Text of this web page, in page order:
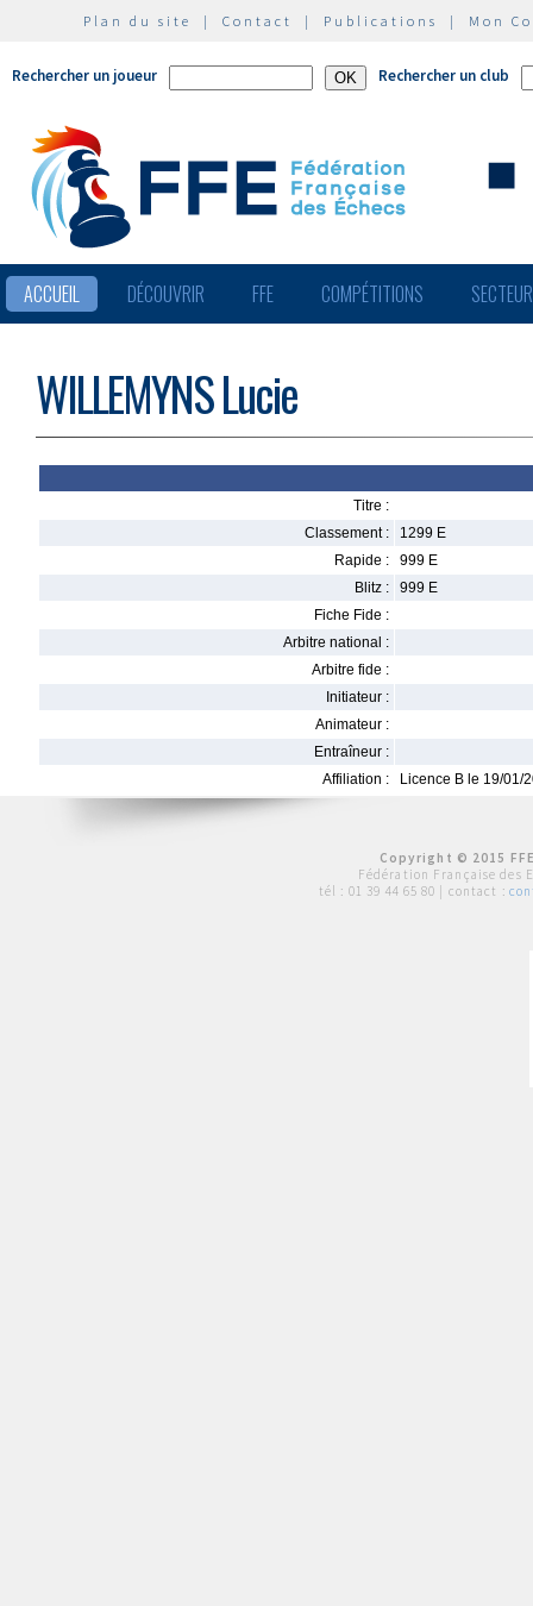
Plan du site | Contact | Publications | Mon
Rechercher un joueur Rechercher un club
ACCUEIL DÉCOUVRIR FFE COMPÉTITIONS
WILLEMYNS Lucie
Titre :
Classement :
1299 E
Rapide :
999 E
Blitz :
999 E
Fiche Fide :
Arbitre national :
Arbitre fide :
Initiateur :
Animateur :
Entraîneur :
Affiliation :
Licence B le 19/01/
Copyright © 2015
Fédération Française des
tél : 01 39 44 65 80 | contact :